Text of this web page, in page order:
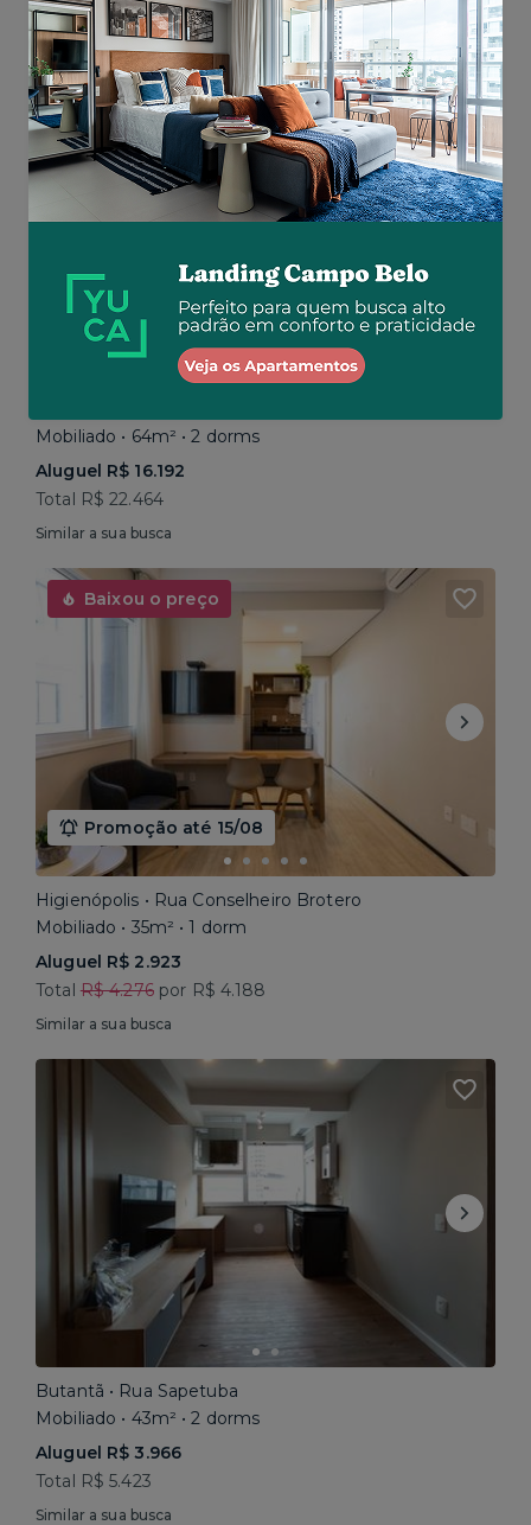
Total R$ 5.200
Similar a sua busca
Mobiliado • 64m² • 2 dorms
Aluguel R$ 16.192
Total R$ 22.464
Similar a sua busca
Baixou o preço
Promoção até 15/08
Higienópolis • Rua Conselheiro Brotero
Mobiliado • 35m² • 1 dorm
Aluguel R$ 2.923
Total R$ 4.276por R$ 4.188
Similar a sua busca
Butantã • Rua Sapetuba
Mobiliado • 43m² • 2 dorms
Aluguel R$ 3.966
Total R$ 5.423
Similar a sua busca